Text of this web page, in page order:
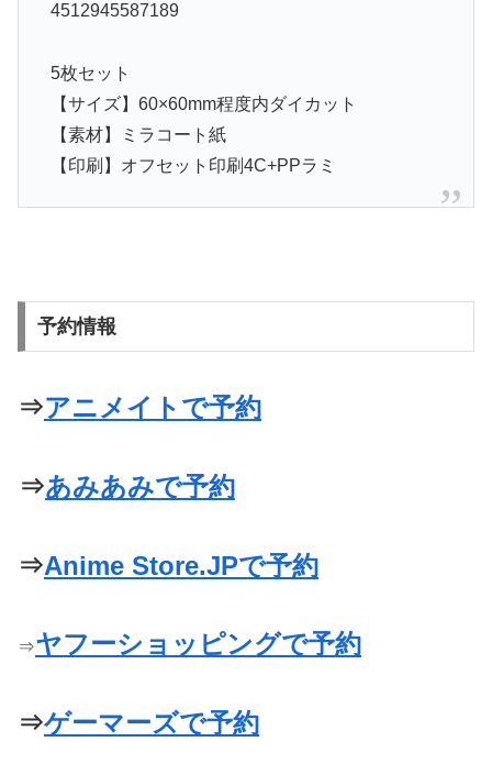
4512945587189
5枚セット
【サイズ】60×60mm程度内ダイカット
【素材】ミラコート紙
【印刷】オフセット印刷4C+PPラミ
予約情報
⇒アニメイトで予約
⇒あみあみで予約
⇒Anime Store.JPで予約
⇒ヤフーショッピングで予約
⇒ゲーマーズで予約